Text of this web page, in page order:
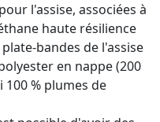
l'assise, associées à
haute résilience
bandes de l'assise
en nappe (200
100 % plumes de